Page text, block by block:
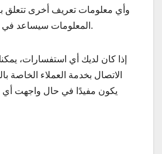
وأي معلومات تعريف أخرى تتعلق
المعلومات سيساعد في تسريع عملية الإلغاء.
إذا كان لديك أي استفسارات،
الاتصال بخدمة العملاء الخاصة
يكون مفيدًا في حال واجهت أي